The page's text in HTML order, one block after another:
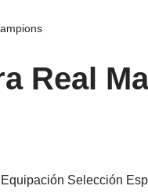
Real
Selección